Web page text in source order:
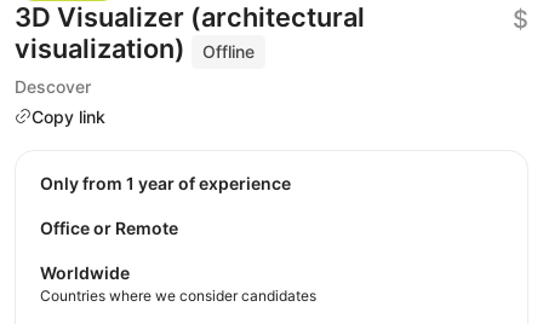
3D Visualizer (architectural
visualization)
Offline
Descover
Copy link
$
Only from 1 year of experience
Office or Remote
Worldwide
Countries where we consider candidates